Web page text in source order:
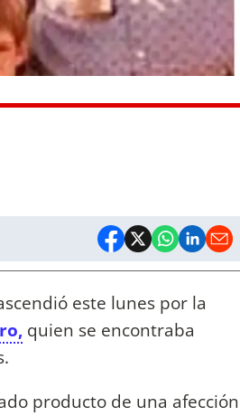
este lunes por la
quien se encontraba
producto de una afección